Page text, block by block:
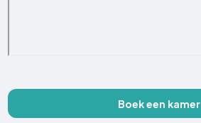
Boek een kamer